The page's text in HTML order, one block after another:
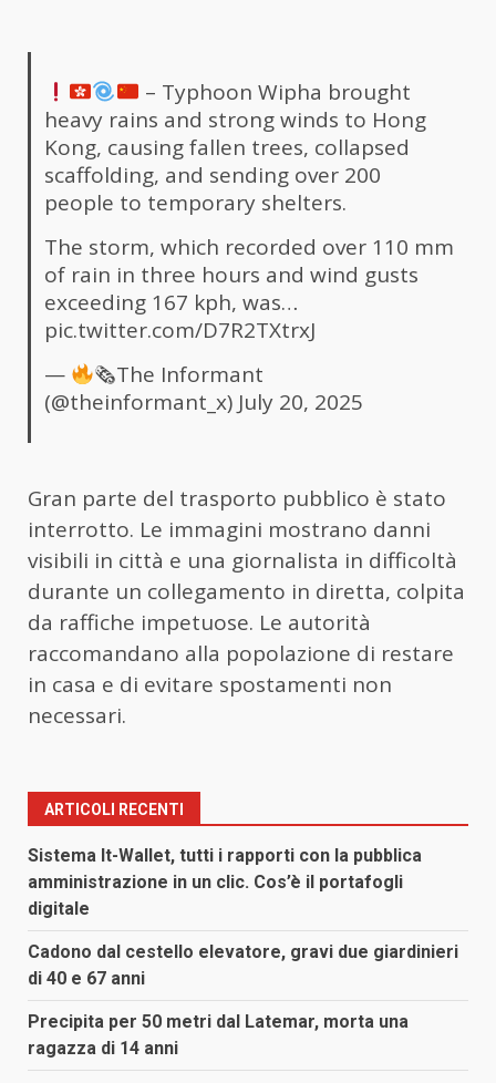
– Typhoon Wipha brought
heavy rains and strong winds to Hong
Kong, causing fallen trees, collapsed
scaffolding, and sending over 200
people to temporary shelters.
The storm, which recorded over 110 mm
of rain in three hours and wind gusts
exceeding 167 kph, was…
pic.twitter.com/D7R2TXtrxJ
—
🗞The Informant
(@theinformant_x) July 20, 2025
Gran parte del trasporto pubblico è stato
interrotto. Le immagini mostrano danni
visibili in città e una giornalista in difficoltà
durante un collegamento in diretta, colpita
da raffiche impetuose. Le autorità
raccomandano alla popolazione di restare
in casa e di evitare spostamenti non
necessari.
ARTICOLI RECENTI
Sistema It-Wallet, tutti i rapporti con la pubblica
amministrazione in un clic. Cos’è il portafogli
digitale
Cadono dal cestello elevatore, gravi due giardinieri
di 40 e 67 anni
Precipita per 50 metri dal Latemar, morta una
ragazza di 14 anni